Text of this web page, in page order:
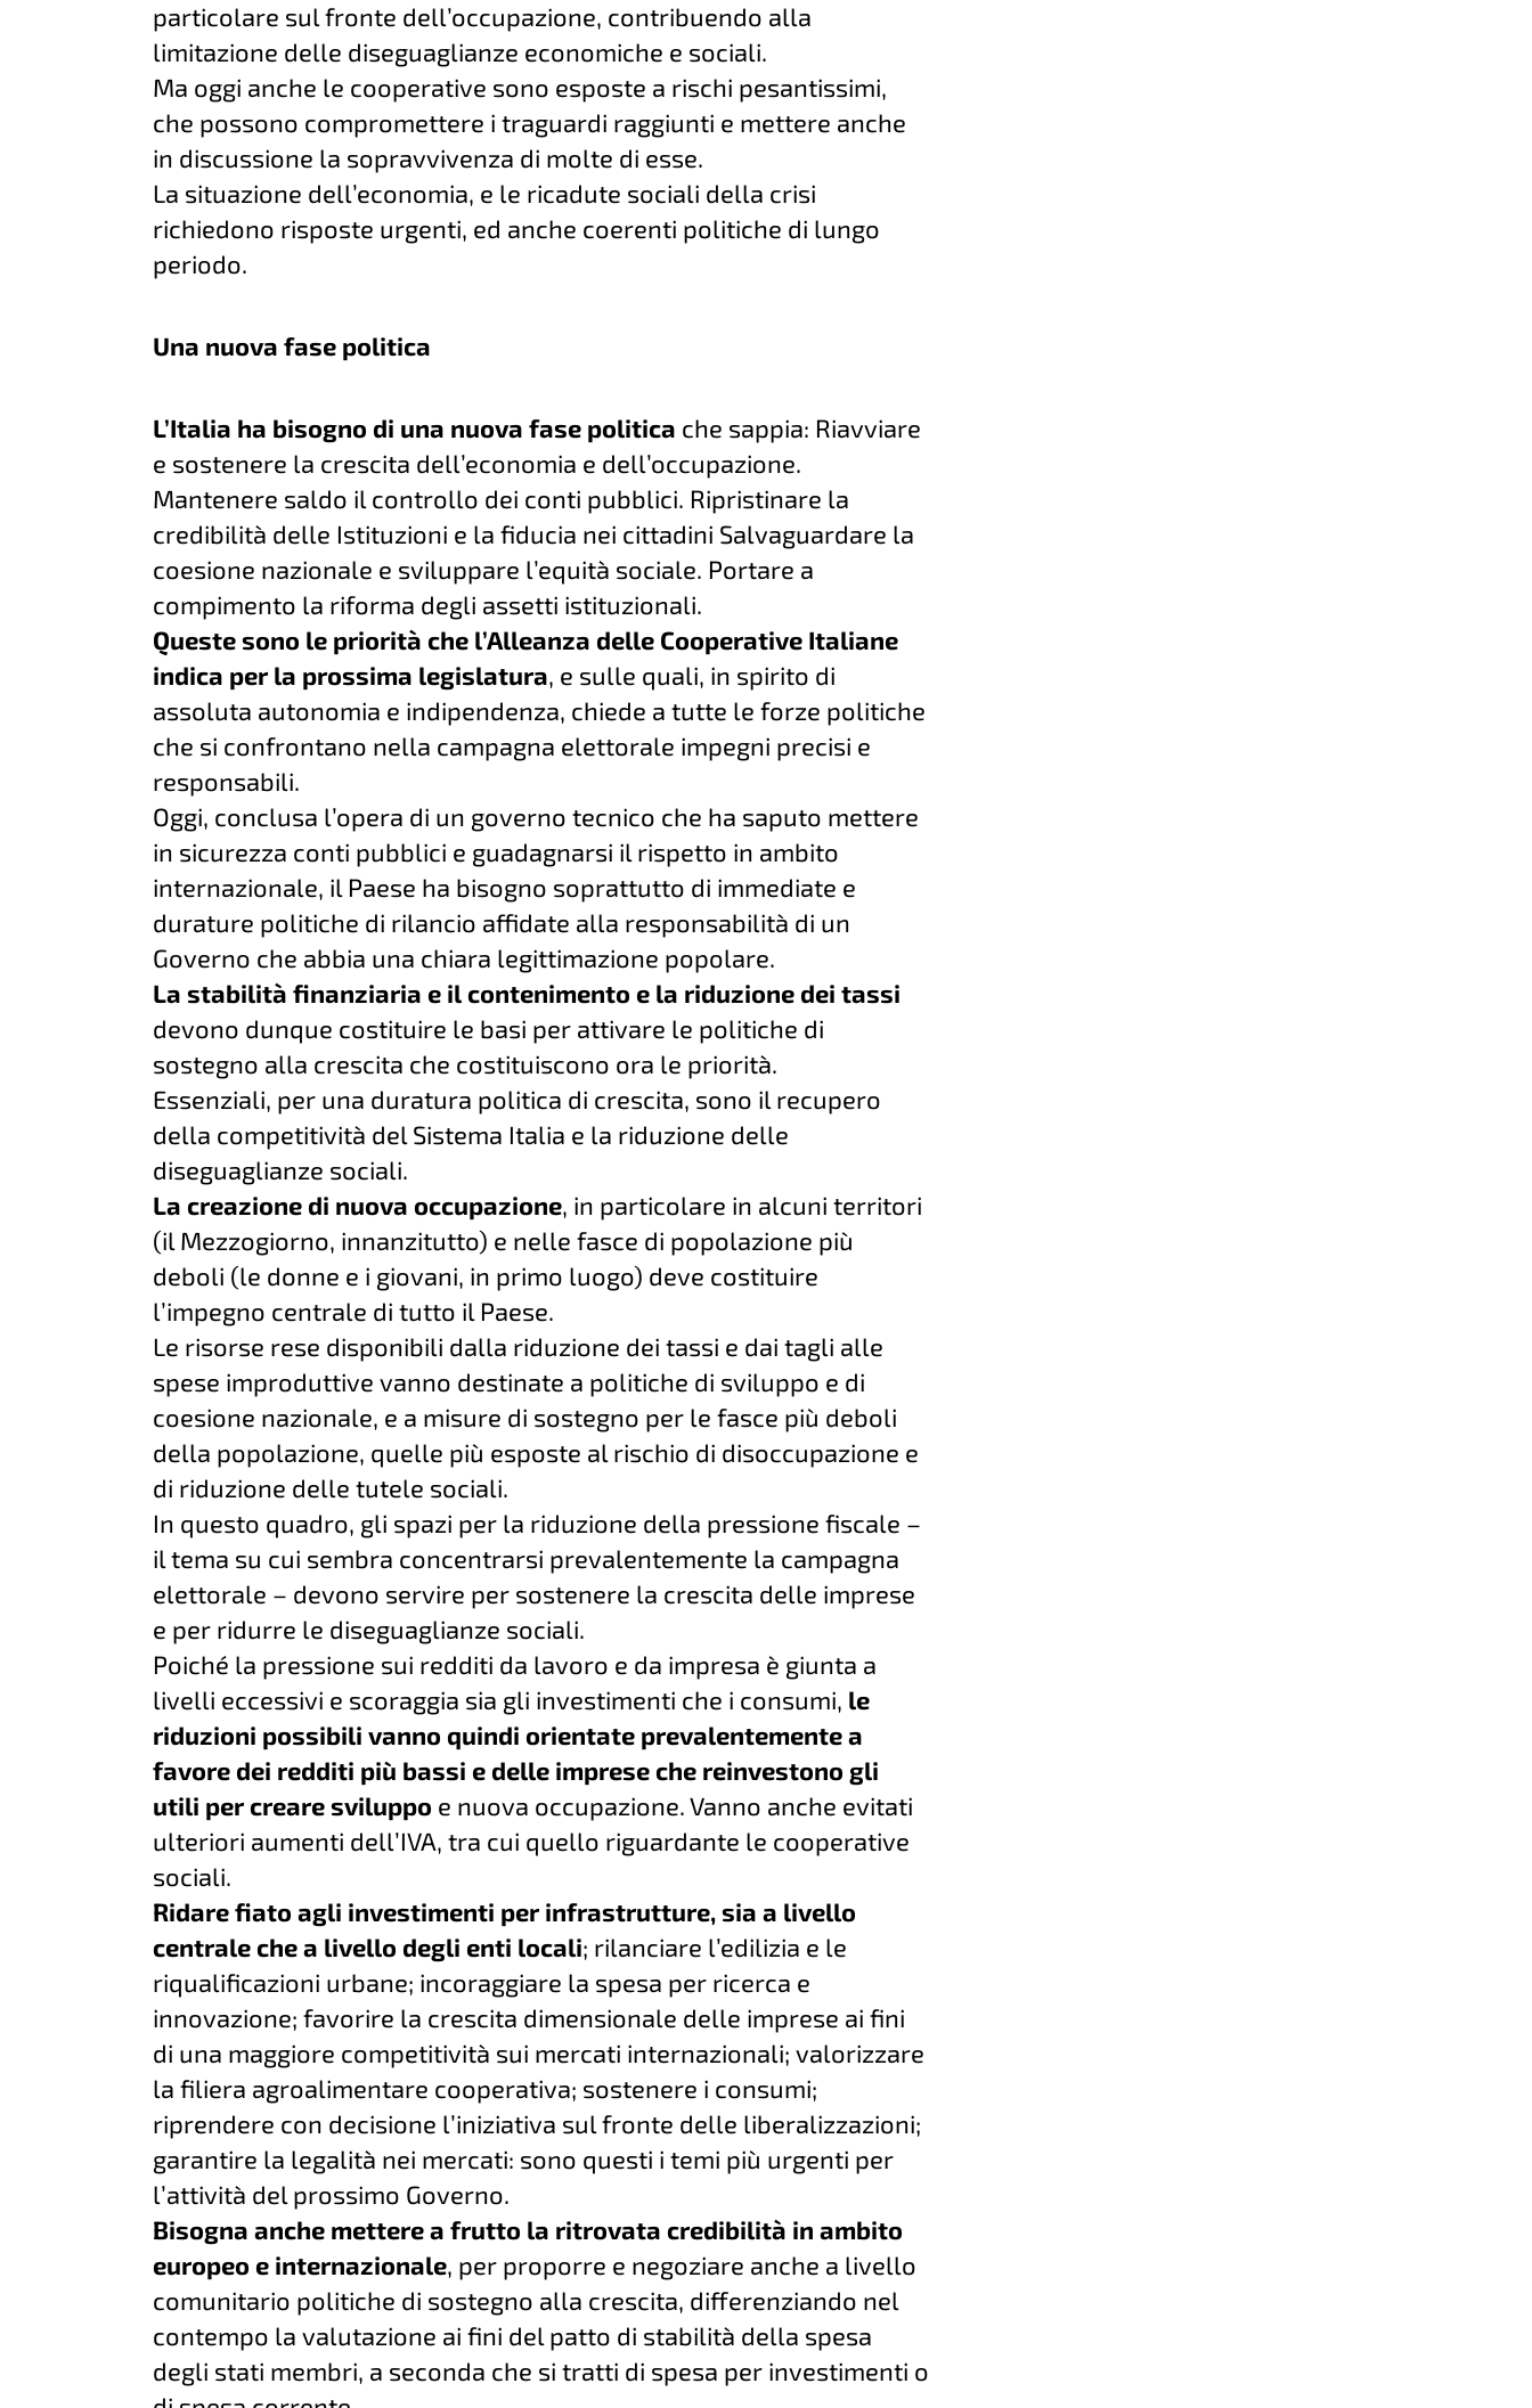
particolare sul fronte dell’occupazione, contribuendo alla
limitazione delle diseguaglianze economiche e sociali.
Ma oggi anche le cooperative sono esposte a rischi pesantissimi,
che possono compromettere i traguardi raggiunti e mettere anche
in discussione la sopravvivenza di molte di esse.
La situazione dell’economia, e le ricadute sociali della crisi
richiedono risposte urgenti, ed anche coerenti politiche di lungo
periodo.
Una nuova fase politica
L’Italia ha bisogno di una nuova fase politica che sappia: Riavviare
e sostenere la crescita dell’economia e dell’occupazione.
Mantenere saldo il controllo dei conti pubblici. Ripristinare la
credibilità delle Istituzioni e la fiducia nei cittadini Salvaguardare la
coesione nazionale e sviluppare l’equità sociale. Portare a
compimento la riforma degli assetti istituzionali.
Queste sono le priorità che l’Alleanza delle Cooperative Italiane
indica per la prossima legislatura, e sulle quali, in spirito di
assoluta autonomia e indipendenza, chiede a tutte le forze politiche
che si confrontano nella campagna elettorale impegni precisi e
responsabili.
Oggi, conclusa l’opera di un governo tecnico che ha saputo mettere
in sicurezza conti pubblici e guadagnarsi il rispetto in ambito
internazionale, il Paese ha bisogno soprattutto di immediate e
durature politiche di rilancio affidate alla responsabilità di un
Governo che abbia una chiara legittimazione popolare.
La stabilità finanziaria e il contenimento e la riduzione dei tassi
devono dunque costituire le basi per attivare le politiche di
sostegno alla crescita che costituiscono ora le priorità.
Essenziali, per una duratura politica di crescita, sono il recupero
della competitività del Sistema Italia e la riduzione delle
diseguaglianze sociali.
La creazione di nuova occupazione, in particolare in alcuni territori
(il Mezzogiorno, innanzitutto) e nelle fasce di popolazione più
deboli (le donne e i giovani, in primo luogo) deve costituire
l’impegno centrale di tutto il Paese.
Le risorse rese disponibili dalla riduzione dei tassi e dai tagli alle
spese improduttive vanno destinate a politiche di sviluppo e di
coesione nazionale, e a misure di sostegno per le fasce più deboli
della popolazione, quelle più esposte al rischio di disoccupazione e
di riduzione delle tutele sociali.
In questo quadro, gli spazi per la riduzione della pressione fiscale –
il tema su cui sembra concentrarsi prevalentemente la campagna
elettorale – devono servire per sostenere la crescita delle imprese
e per ridurre le diseguaglianze sociali.
Poiché la pressione sui redditi da lavoro e da impresa è giunta a
livelli eccessivi e scoraggia sia gli investimenti che i consumi, le
riduzioni possibili vanno quindi orientate prevalentemente a
favore dei redditi più bassi e delle imprese che reinvestono gli
utili per creare sviluppo e nuova occupazione. Vanno anche evitati
ulteriori aumenti dell’IVA, tra cui quello riguardante le cooperative
sociali.
Ridare fiato agli investimenti per infrastrutture, sia a livello
centrale che a livello degli enti locali; rilanciare l’edilizia e le
riqualificazioni urbane; incoraggiare la spesa per ricerca e
innovazione; favorire la crescita dimensionale delle imprese ai fini
di una maggiore competitività sui mercati internazionali; valorizzare
la filiera agroalimentare cooperativa; sostenere i consumi;
riprendere con decisione l’iniziativa sul fronte delle liberalizzazioni;
garantire la legalità nei mercati: sono questi i temi più urgenti per
l’attività del prossimo Governo.
Bisogna anche mettere a frutto la ritrovata credibilità in ambito
europeo e internazionale, per proporre e negoziare anche a livello
comunitario politiche di sostegno alla crescita, differenziando nel
contempo la valutazione ai fini del patto di stabilità della spesa
degli stati membri, a seconda che si tratti di spesa per investimenti o